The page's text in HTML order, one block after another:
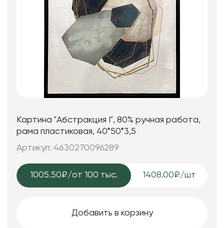
Картина "Абстракция I", 80% ручная работа,
рама пластиковая, 40*50*3,5
Артикул: 4630270096289
1005.50₽/от 100 тыс. 1408.00₽/шт
Добавить в корзину